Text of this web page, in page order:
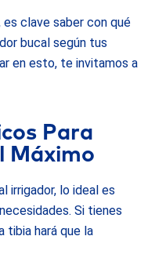
es clave saber con qué
bucal según tus
en esto, te invitamos a
Para
Máximo
irrigador, lo ideal es
Si tienes
tibia hará que la